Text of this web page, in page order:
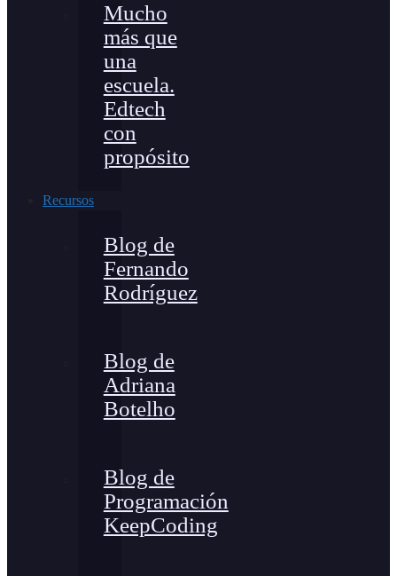
Mucho
más que
una
escuela.
Edtech
con
propósito
Recursos
Blog de
Fernando
Rodríguez
Blog de
Adriana
Botelho
Blog de
Programación
KeepCoding